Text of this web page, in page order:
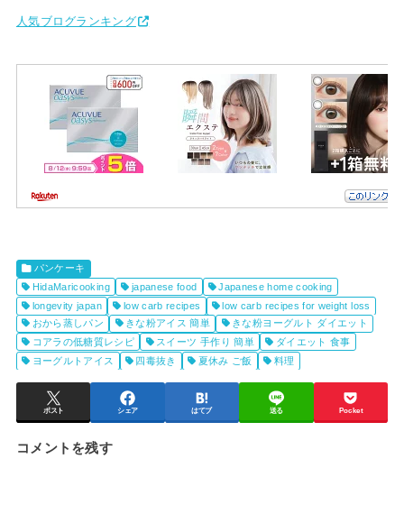
人気ブログランキング
パンケーキ
HidaMaricooking
japanese food
Japanese home cooking
longevity japan
low carb recipes
low carb recipes for weight loss
おから蒸しパン
きな粉アイス 簡単
きな粉ヨーグルト ダイエット
コアラの低糖質レシピ
スイーツ 手作り 簡単
ダイエット 食事
ヨーグルトアイス
四毒抜き 夏休み ご飯 料理
ポスト シェア はてブ 送る Pocket
コメントを残す